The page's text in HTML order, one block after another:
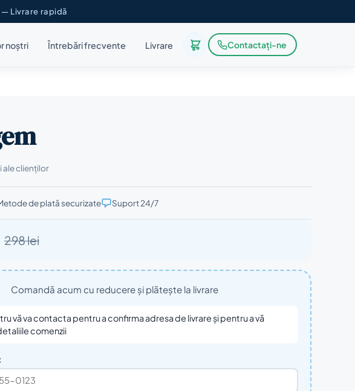
Livrare rapidă
noștri Întrebări frecvente Livrare Contactați-ne
ale clienților
de plată securizate Suport 24/7
298 lei
Comandă acum cu reducere și plătește la livrare
vă va contacta pentru a confirma adresa de livrare și pentru a vă
comenzii